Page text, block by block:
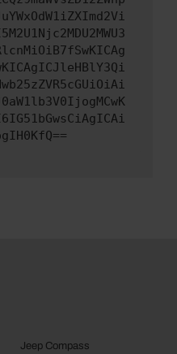
Jeep Compass